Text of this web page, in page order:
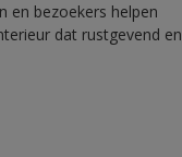
en bezoekers helpen
dat rustgevend en